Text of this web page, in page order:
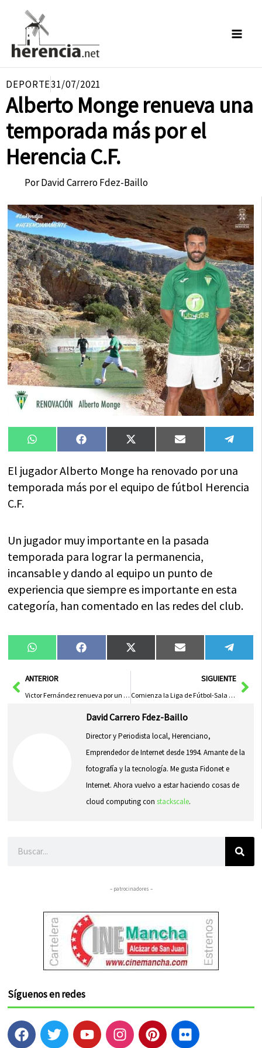
contenido
DEPORTE31/07/2021
Alberto Monge renueva una
temporada más por el
Herencia C.F.
PorDavid Carrero Fdez-Baillo
Compartir
en
WhatsAppCompartir
en
FacebookCompartir
en
X
(Twitter)
Compartir
en
Email
en
El jugador Alberto Monge ha renovado por una
temporada más por el equipo de fútbol Herencia
C.F.
Un jugador muy importante en la pasada
temporada para lograr la permanencia,
incansable y dando al equipo un punto de
experiencia que siempre es importante en esta
categoría, han comentado en las redes del club.
Compartir
en
WhatsAppCompartir
en
FacebookCompartir
en
X
(Twitter)
Compartir
en
Email
en
AntANTERIOR
Victor Fernández renueva por un año más con el Herencia C.F.
SIGUIENTE
Comienza la Liga de Fútbol-Sala «Jóvenes Promesas» en Herencia
David Carrero Fdez-Baillo
Director y Periodista local, Herenciano,
Emprendedor de Internet desde 1994. Amante de la
fotografía y la tecnología. Me gusta Fidonet e
Internet. Ahora vuelvo a estar haciendo cosas de
cloud computing con stackscale.
– patrocinadores –
Síguenos en redes
F
a
T
w
Y
o
I
n
P
i
F
l